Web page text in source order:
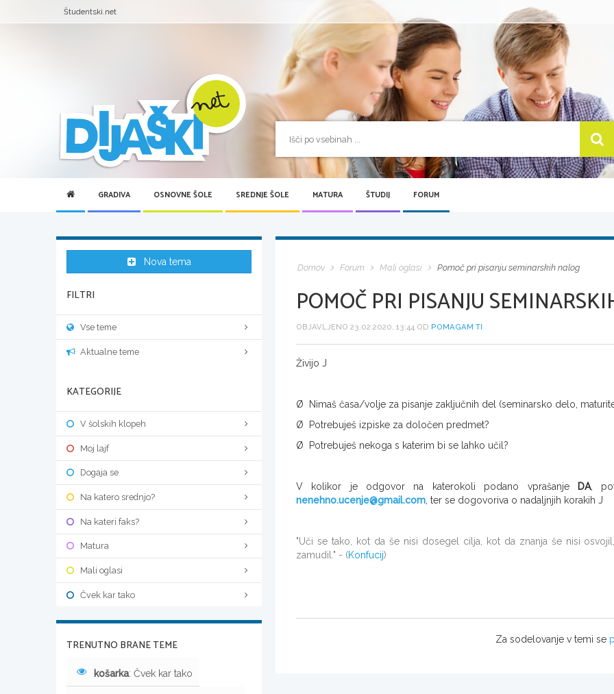
Študentski.net
GRADIVA OSNOVNE ŠOLE SREDNJE ŠOLE MATURA ŠTUDIJ FORUM
Domov Forum Mali oglasi Pomoč pri pisanju seminarskih nalog
POMOČ PRI PISANJU
OBJAVLJENO 23.02.2020, 13:44 OD POMAGAM TI
Živijo J
Ø
Nimaš časa/volje za pisanje zaključnih del (seminarsko delo,
Ø
Potrebuješ izpiske za določen predmet?
Ø
Potrebuješ nekoga s katerim bi se lahko učil?
V kolikor je odgovor na katerokoli podano vprašanje DA,
nenehno.ucenje@gmail.com , ter se dogovoriva o nadaljnjih korakih J
"Uči se tako, kot da še nisi dosegel cilja, kot da znanja še nisi
zamudil." - (Konfucij)
Za sodelovanje v temi se
Nova tema
FILTRI
Vse teme
Aktualne teme
KATEGORIJE
V šolskih klopeh
Moj lajf
Dogaja se
Na katero srednjo?
Na kateri faks?
Matura
Mali oglasi
Čvek kar tako
TRENUTNO BRANE TEME
košarka: Čvek kar tako